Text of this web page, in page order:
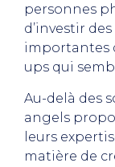
personnes
d’investir
importantes
ups qui
Au-delà des
angels
leurs
matière de